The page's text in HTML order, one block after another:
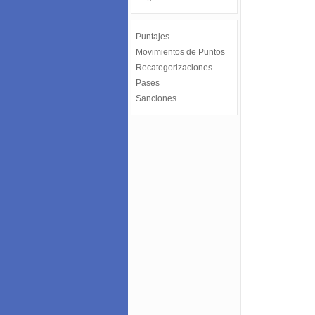
Puntajes
Movimientos de Puntos
Recategorizaciones
Pases
Sanciones